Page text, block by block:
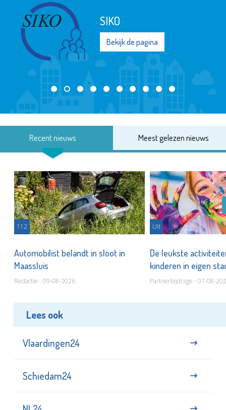
SIKO
Bekijk de pagina
Recent nieuws Meest gelezen nieuws
112
Automobilist belandt in sloot in
Maassluis
Redactie - 09-08-2026
Uit
De leukste
kinderen in eigen
Partnerbijdrage - 07-08-
Lees ook
Vlaardingen24
Schiedam24